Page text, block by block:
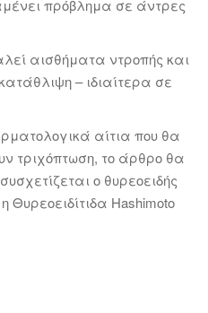
πρόβλημα σε άντρες
αισθήματα ντροπής και
– ιδιαίτερα σε
αίτια που θα
τριχόπτωση, το άρθρο θα
ο θυρεοειδής
Hashimoto